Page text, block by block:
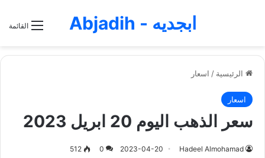
القائمة ابجديه - Abjadih
الرئيسية / اسعار
اسعار
سعر الذهب اليوم 20 ابريل 2023
Hadeel Almohamad
2023-04-20
0
512